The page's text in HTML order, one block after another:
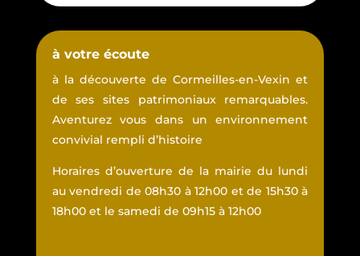
à votre écoute
à la découverte de Cormeilles-en-Vexin et
de ses sites patrimoniaux remarquables.
Aventurez vous dans un environnement
convivial rempli d’histoire
Horaires d’ouverture de la mairie du lundi
au vendredi de 08h30 à 12h00 et de 15h30 à
18h00 et le samedi de 09h15 à 12h00